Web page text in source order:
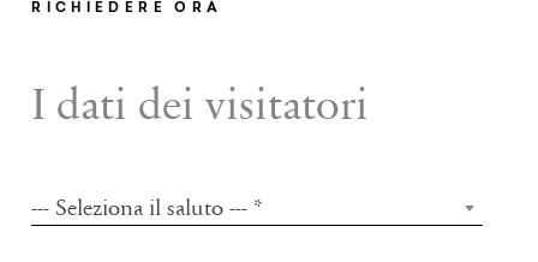
Home
RICHIEDERE ORA
I dati dei visitatori
FORMULA DI SALUTO
--- Seleziona il saluto --- *